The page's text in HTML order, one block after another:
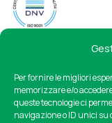
Per fornire le migliori
memorizzare e/o
queste tecnologie ci
navigazione o ID unici su